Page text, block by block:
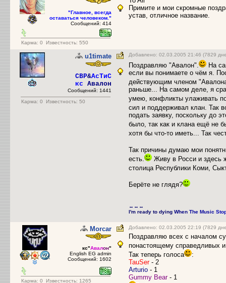
"Главное, всегда
оставаться человеком."
Сообщений: 414
Карма: 0 Известность: 550
Примите и мои скромные
устав, отличное название.
u1timate
CBP&АсТиС
кс Авалон
Сообщений: 1441
Карма: 0 Известность: 50
Добавлено: 02.03.2005 21:46 (7829
Поздравляю "Авалон".
На
если вы понимаете о чём я.
действующим членом
раньше... На самом деле, я
умею, конфликты улаживать
сил и поддерживал клан. Так
подать заявку, поскольку до
было, так как и клана ещё не
хотя бы что-то иметь... Так
Так причины думаю мои
есть.
Живу в Росси и здесь
столица Республики Коми,
Берёте не глядя?
↔↔↔
I'm ready to dying When The Music
Morcar
кс"Авалон"
English EG admin
Сообщений: 1602
Карма: 0 Известность: 1265
Добавлено: 02.03.2005 22:19 (7829
Поздравляю всех с началом
понастоящему справедливых
Так теперь голоса
:
TauSer- 2
Arturio - 1
Gummy Bear- 1